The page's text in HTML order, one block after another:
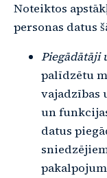
Noteiktos
personas datus
Piegādātāji
palīdzētu
vajadzības
un
datus